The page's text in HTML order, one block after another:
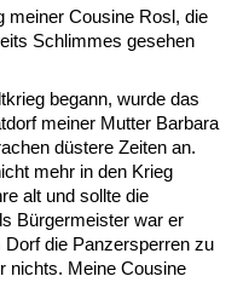
meiner Cousine Rosl, die
Schlimmes gesehen
begann, wurde das
meiner Mutter Barbara
düstere Zeiten an.
mehr in den Krieg
alt und sollte die
Bürgermeister war er
die Panzersperren zu
nichts. Meine Cousine